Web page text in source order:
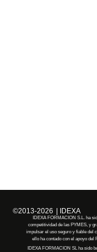
©2013-2026 | IDEXA
IDEXA FORMACION S.L. ha
competitividad de las PYMES, y
impulsar el uso seguro y fiable del
ello ha contado con el apoyo
IDEXA FORMACION SL ha sido